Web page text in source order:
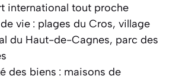
international tout proche
vie : plages du Cros, village
du Haut-de-Cagnes, parc des
des biens : maisons de